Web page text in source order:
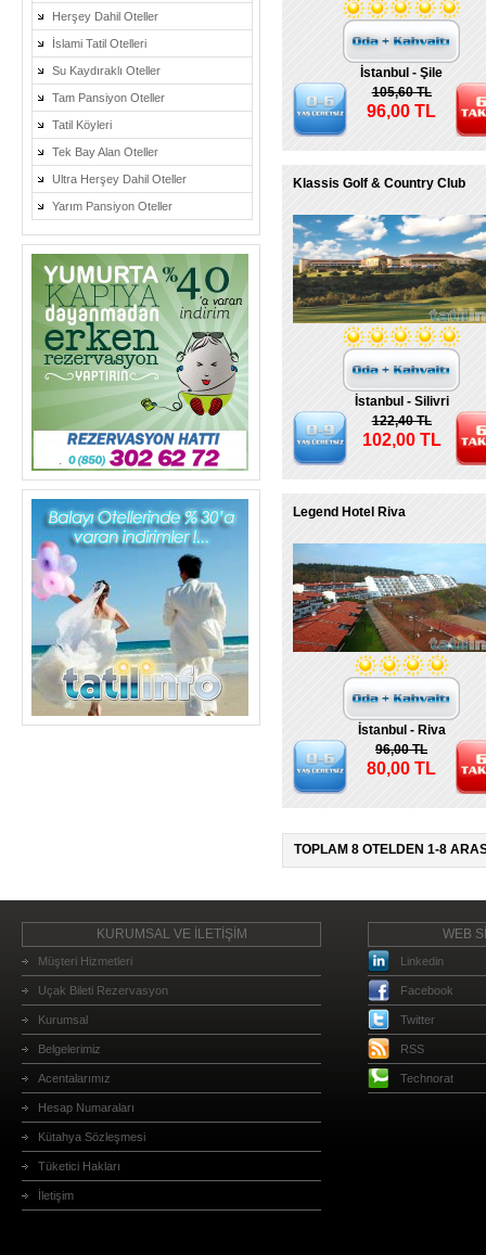
Herşey Dahil Oteller
İslami Tatil Otelleri
Su Kaydıraklı Oteller
Tam Pansiyon Oteller
Tatil Köyleri
Tek Bay Alan Oteller
Ultra Herşey Dahil Oteller
Yarım Pansiyon Oteller
İstanbul - Şile
105,60 TL
96,00 TL
Klassis Golf & Country Club
İstanbul - Silivri
122,40 TL
102,00 TL
Legend Hotel Riva
İstanbul - Riva
96,00 TL
80,00 TL
TOPLAM 8 OTELDEN 1-8
KURUMSAL VE İLETİŞİM
Müşteri Hizmetleri
Uçak Bileti Rezervasyon
Kurumsal
Belgelerimiz
Acentalarımız
Hesap Numaraları
Kütahya Sözleşmesi
Tüketici Hakları
İletişim
WEB
Linkedin
Facebook
Twitter
RSS
Technorat